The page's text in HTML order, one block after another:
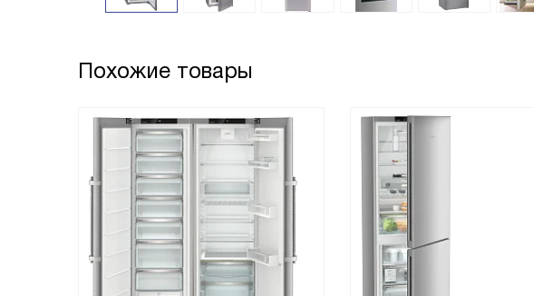
Похожие товары